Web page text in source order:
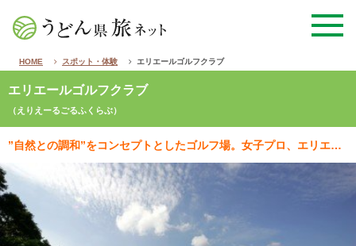
HOME スポット・体験 エリエールゴルフクラブ
エリエールゴルフクラブ
（えりえーるごるふくらぶ）
”自然との調和”をコンセプトとしたゴルフ場。女子プロ、エリエールレディスオープンも行われる。